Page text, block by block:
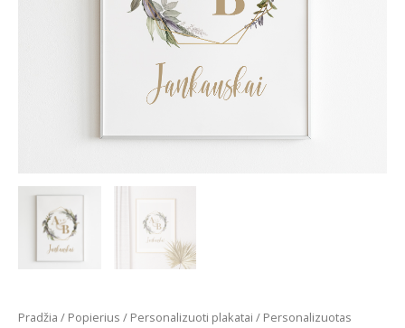
Pradžia / Popierius / Personalizuoti plakatai / Personalizuotas